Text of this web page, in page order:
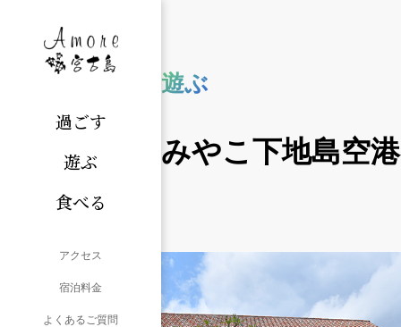
過ごす
遊ぶ
食べる
アクセス
宿泊料金
よくあるご質問
遊ぶ
みやこ下地島空港